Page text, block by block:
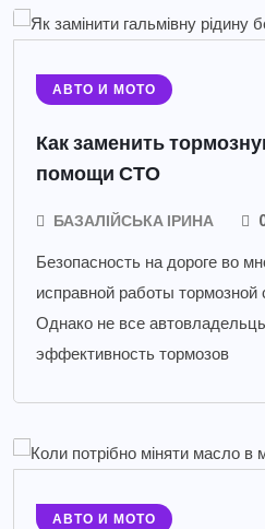
АВТО И МОТО
Как заменить
помощи СТО
БАЗАЛІЙСЬКА ІРИНА
Безопасность на дороге во
исправной работы
Однако не все
эффективность тормозов
АВТО И МОТО